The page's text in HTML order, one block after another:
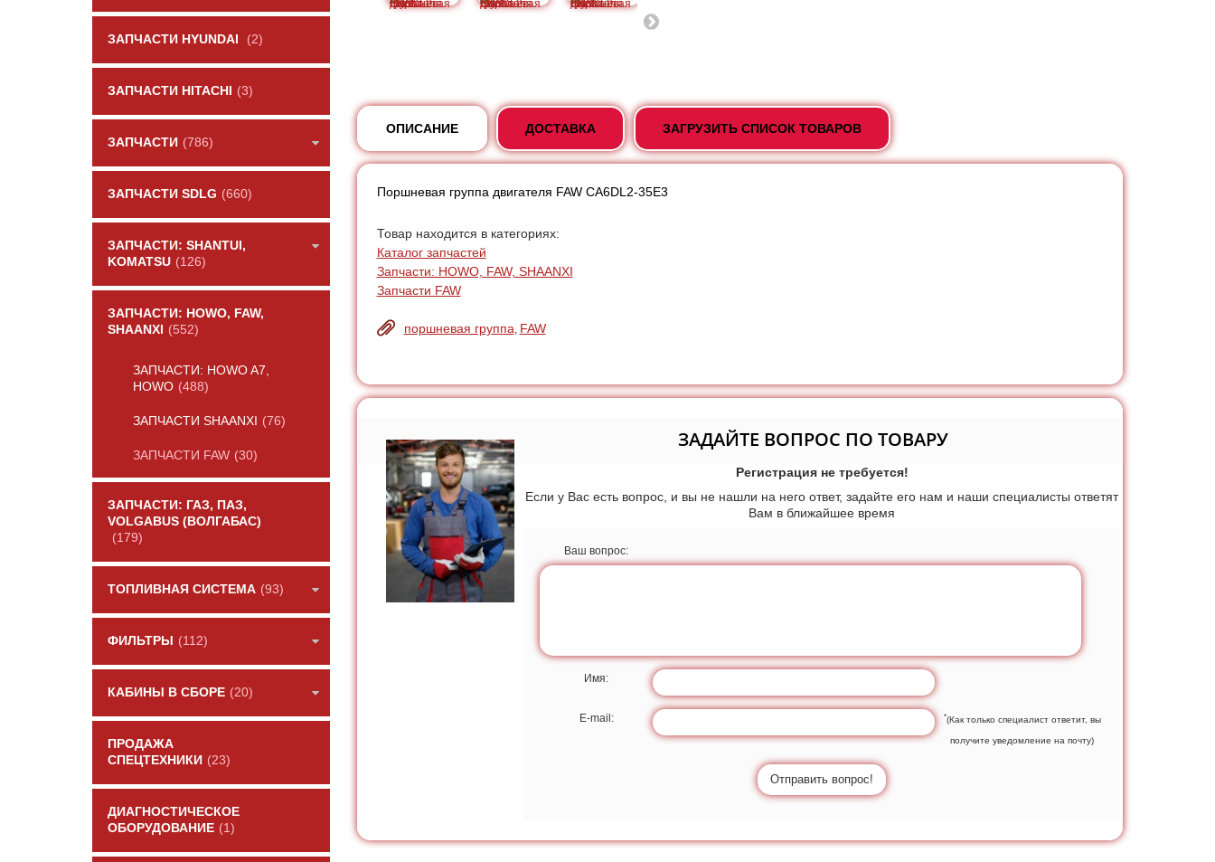
ЗАПЧАСТИ HYUNDAI (2)
ЗАПЧАСТИ HITACHI (3)
ЗАПЧАСТИ (786)
ЗАПЧАСТИ SDLG (660)
ЗАПЧАСТИ: SHANTUI,
KOMATSU (126)
ЗАПЧАСТИ: HOWO, FAW,
SHAANXI
(552)
ЗАПЧАСТИ: HOWO A7,
HOWO (488)
ЗАПЧАСТИ SHAANXI (76)
ЗАПЧАСТИ FAW (30)
ЗАПЧАСТИ: ГАЗ, ПАЗ,
VOLGABUS (ВОЛГАБАС)
(179)
ТОПЛИВНАЯ СИСТЕМА (93)
ФИЛЬТРЫ (112)
КАБИНЫ В СБОРЕ (20)
ПРОДАЖА
СПЕЦТЕХНИКИ (23)
ДИАГНОСТИЧЕСКОЕ
ОБОРУДОВАНИЕ (1)
ОПИСАНИЕ ДОСТАВКА ЗАГРУЗИТЬ СПИСОК ТОВАРОВ
Поршневая группа двигателя FAW CA6DL2-35E3
Товар находится в категориях:
Каталог запчастей
Запчасти: HOWO, FAW, SHAANXI
Запчасти FAW
поршневая группа, FAW
ЗАДАЙТЕ ВОПРОС ПО ТОВАРУ
Регистрация не требуется!
Если у Вас есть вопрос, и вы не нашли на него ответ, задайте его нам и наши специалисты ответят
Вам в ближайшее время
Ваш вопрос:
Имя:
E-mail: *(Как только специалист ответит, вы
получите уведомление на почту)
Отправить вопрос!